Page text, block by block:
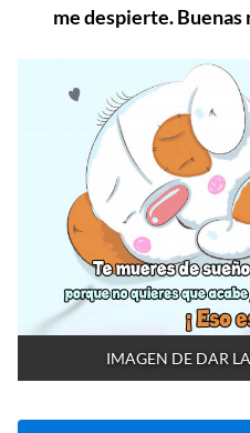
me despierte. Buenas
IMAGEN DE DAR